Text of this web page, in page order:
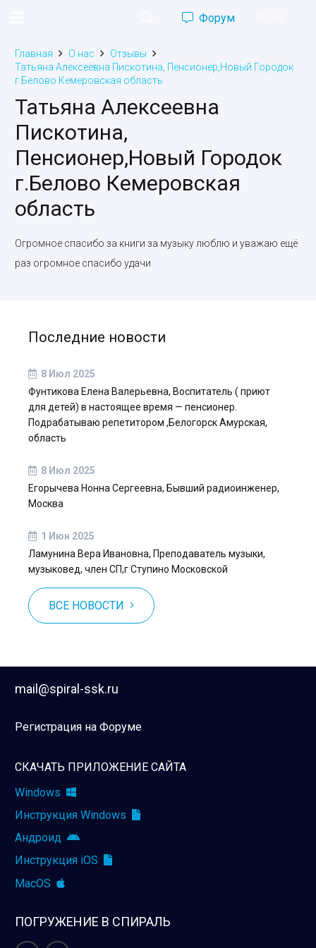
Форум
Главная О нас
Отзывы
Татьяна Алексеевна Пискотина, Пенсионер,Новый Городок
г.Белово Кемеровская область
Татьяна Алексеевна
Пискотина,
Пенсионер,Новый Городок
г.Белово Кемеровская
область
Огромное спасибо за книги за музыку люблю и уважаю ещё
раз огромное спасибо удачи
Последние новости
8 Июл 2025
Фунтикова Елена Валерьевна, Воспитатель ( приют
для детей) в настоящее время — пенсионер.
Подрабатываю репетитором ,Белогорск Амурская,
область
8 Июл 2025
Егорычева Нонна Сергеевна, Бывший радиоинженер,
Москва
1 Июн 2025
Ламунина Вера Ивановна, Преподаватель музыки,
музыковед, член СП,г Ступино Московской
ВСЕ НОВОСТИ
mail@spiral-ssk.ru
Регистрация на Форуме
СКАЧАТЬ ПРИЛОЖЕНИЕ САЙТА
Windows
Инструкция Windows
Андроид
Инструкция iOS
MacOS
ПОГРУЖЕНИЕ В СПИРАЛЬ